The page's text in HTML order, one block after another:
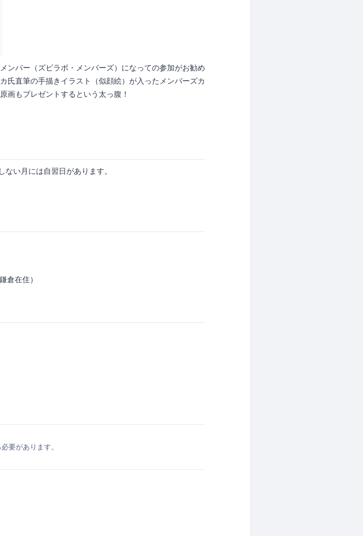
ンバー（ズビラボ・メンバーズ）になっての参加がお勧め
氏直筆の手描きイラスト（似顔絵）が入ったメンバーズカ
画もプレゼントするという太っ腹！
い月には自習日があります。
倉在住）
要があります。